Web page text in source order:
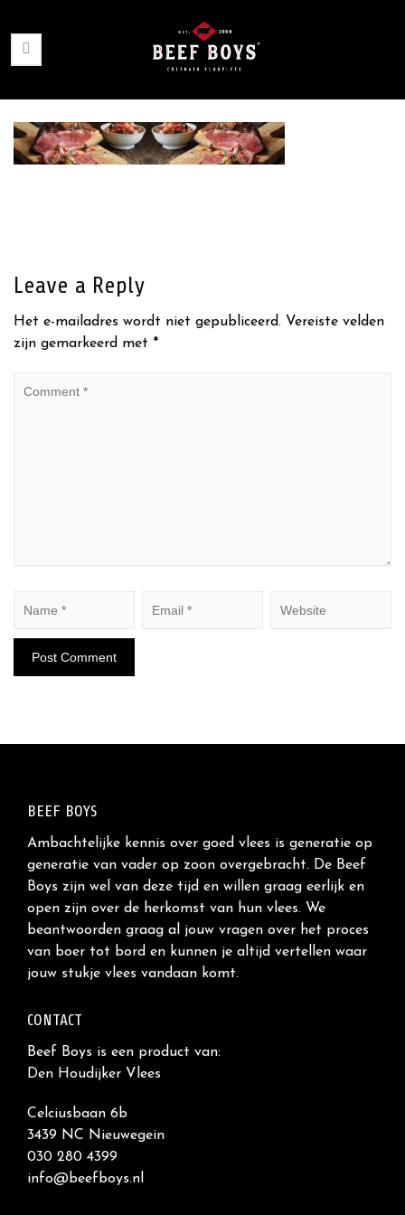
Leave a Reply
Het e-mailadres wordt niet gepubliceerd. Vereiste velden
zijn gemarkeerd met *
BEEF BOYS
Ambachtelijke kennis over goed vlees is generatie op
generatie van vader op zoon overgebracht. De Beef
Boys zijn wel van deze tijd en willen graag eerlijk en
open zijn over de herkomst van hun vlees. We
beantwoorden graag al jouw vragen over het proces
van boer tot bord en kunnen je altijd vertellen waar
jouw stukje vlees vandaan komt.
CONTACT
Beef Boys is een product van:
Den Houdijker Vlees
Celciusbaan 6b
3439 NC Nieuwegein
030 280 4399
info@beefboys.nl